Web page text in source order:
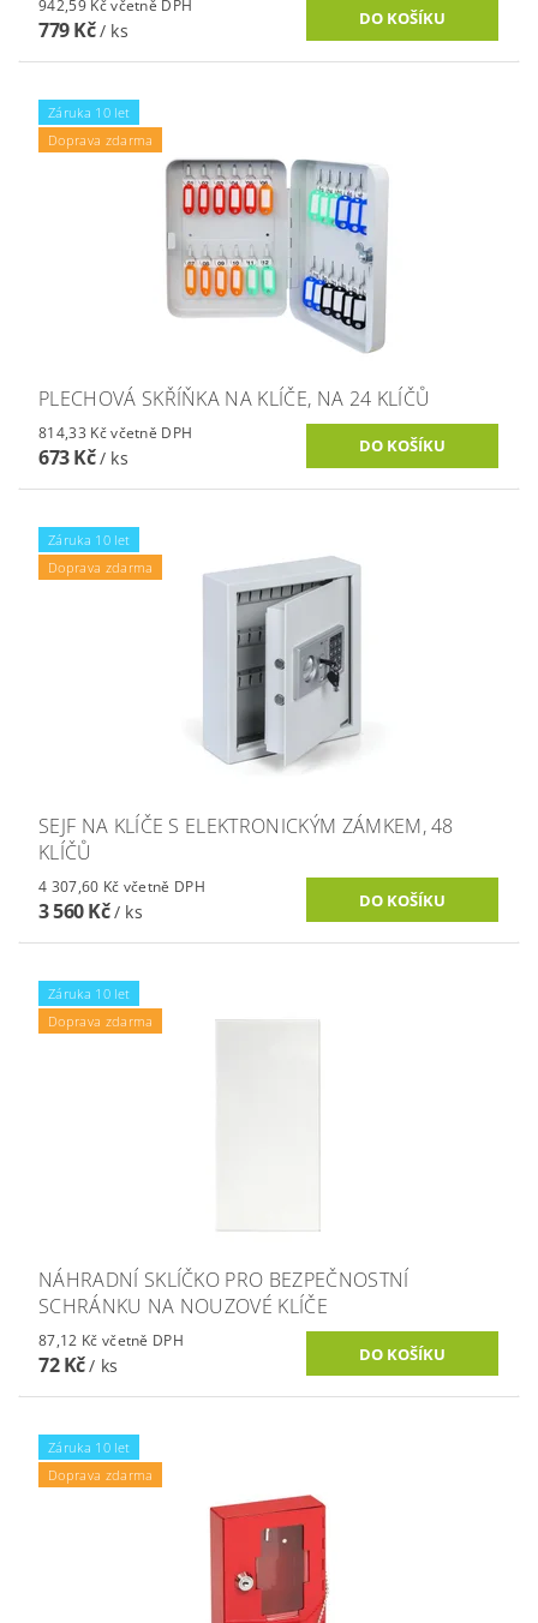
942,59 Kč včetně DPH
779 Kč/ ks
Záruka 10 let
Doprava zdarma
PLECHOVÁ SKŘÍŇKA NA KLÍČE, NA 24 KLÍČŮ
814,33 Kč včetně DPH
673 Kč/ ks
Záruka 10 let
Doprava zdarma
SEJF NA KLÍČE S ELEKTRONICKÝM ZÁMKEM, 48
KLÍČŮ
4 307,60 Kč včetně DPH
3 560 Kč/ ks
Záruka 10 let
Doprava zdarma
NÁHRADNÍ SKLÍČKO PRO BEZPEČNOSTNÍ
SCHRÁNKU NA NOUZOVÉ KLÍČE
87,12 Kč včetně DPH
72 Kč/ ks
Záruka 10 let
Doprava zdarma